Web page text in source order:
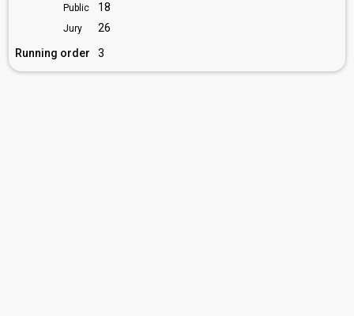
Public 18
Jury
26
Running order
3